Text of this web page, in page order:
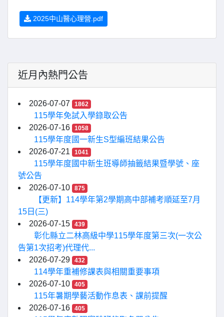
2025中山醫心理營.pdf
近月內熱門公告
2026-07-07 1862
115學年免試入學錄取公告
2026-07-16
1058
115學年度國一新生S型編班結果公告
2026-07-21
1041
115學年度國中新生班導師抽籤結果暨學號、座
號公告
2026-07-10
875
【更新】114學年第2學期高中部補考順延至7月
15日(三)
2026-07-15
439
彰化縣立二林高級中學115學年度第三次(一次公
告第1次招考)代理代...
2026-07-29
432
114學年重補修課表與相關重要事項
2026-07-10
405
115年暑期學藝活動作息表、課前提醒
2026-07-16
405